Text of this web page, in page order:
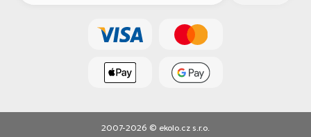
2007-2026 © ekolo.cz s.r.o.